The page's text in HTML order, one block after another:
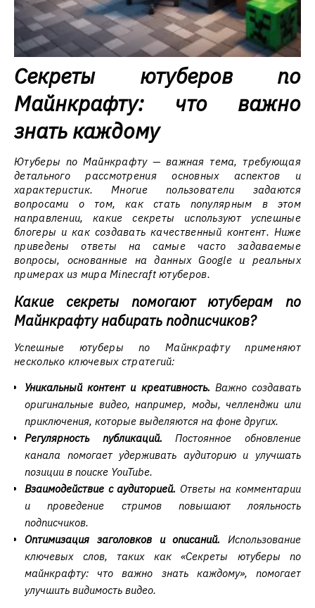
Секреты ютуберов по
Майнкрафту: что важно
знать каждому
Ютуберы по Майнкрафту — важная тема, требующая
детального рассмотрения основных аспектов и
характеристик. Многие пользователи задаются
вопросами о том, как стать популярным в этом
направлении, какие секреты используют успешные
блогеры и как создавать качественный контент. Ниже
приведены ответы на самые часто задаваемые
вопросы, основанные на данных Google и реальных
примерах из мира Minecraft ютуберов.
Какие секреты помогают ютуберам по
Майнкрафту набирать подписчиков?
Успешные ютуберы по Майнкрафту применяют
несколько ключевых стратегий:
Уникальный контент и креативность. Важно создавать
оригинальные видео, например, моды, челленджи или
приключения, которые выделяются на фоне других.
Регулярность публикаций. Постоянное обновление
канала помогает удерживать аудиторию и улучшать
позиции в поиске YouTube.
Взаимодействие с аудиторией. Ответы на комментарии
и проведение стримов повышают лояльность
подписчиков.
Оптимизация заголовков и описаний. Использование
ключевых слов, таких как «Секреты ютуберы по
майнкрафту: что важно знать каждому», помогает
улучшить видимость видео.